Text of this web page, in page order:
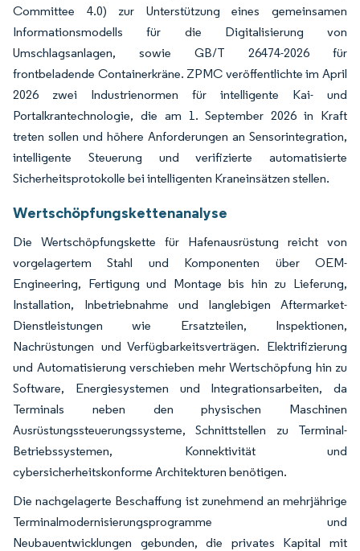
Committee 4.0) zur Unterstützung eines gemeinsamen
Informationsmodells für die Digitalisierung von
Umschlagsanlagen, sowie GB/T 26474-2026 für
frontbeladende Containerkräne. ZPMC veröffentlichte im April
2026 zwei Industrienormen für intelligente Kai- und
Portalkrantechnologie, die am 1. September 2026 in Kraft
treten sollen und höhere Anforderungen an Sensorintegration,
intelligente Steuerung und verifizierte automatisierte
Sicherheitsprotokolle bei intelligenten Kraneinsätzen stellen.
Wertschöpfungskettenanalyse
Die Wertschöpfungskette für Hafenausrüstung reicht von
vorgelagertem Stahl und Komponenten über OEM-
Engineering, Fertigung und Montage bis hin zu Lieferung,
Installation, Inbetriebnahme und langlebigen Aftermarket-
Dienstleistungen wie Ersatzteilen, Inspektionen,
Nachrüstungen und Verfügbarkeitsverträgen. Elektrifizierung
und Automatisierung verschieben mehr Wertschöpfung hin zu
Software, Energiesystemen und Integrationsarbeiten, da
Terminals neben den physischen Maschinen
Ausrüstungssteuerungssysteme, Schnittstellen zu Terminal-
Betriebssystemen, Konnektivität und
cybersicherheitskonforme Architekturen benötigen.
Die nachgelagerte Beschaffung ist zunehmend an mehrjährige
Terminalmodernisierungsprogramme und
Neubauentwicklungen gebunden, die privates Kapital mit